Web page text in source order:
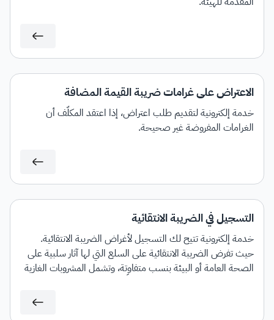
الاعتراض على غرامات ضريبة القيمة المضافة
خدمة إلكترونية لتقديم طلب اعتراض، إذا اعتقد المكلَّف أن
الغرامات المفروضة غير صحيحة.
التسجيل في الضريبة الانتقائية
خدمة إلكترونية تتيح لك التسجيل لأغراض الضريبة الانتقائية.
حيث تفرض الضريبة الانتقائية على السلع التي لها آثار سلبية على
الصحة العامة أو البيئة بنسب متفاوتة، وتشمل المشروبات الغازية